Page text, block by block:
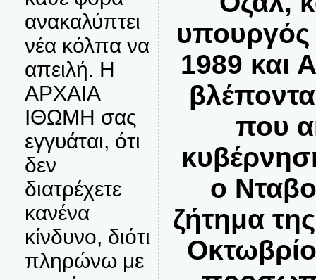
ανακαλύπτει
νέα κόλπα να
απειλή. Η
ΑΡΧΑΙΑ
ΙΘΩΜΗ σας
εγγυάται, ότι
δεν
διατρέχετε
κανένα
κίνδυνο, διότι
πληρώνω με
υπουργός
1989 και
που
ο
ζήτημα